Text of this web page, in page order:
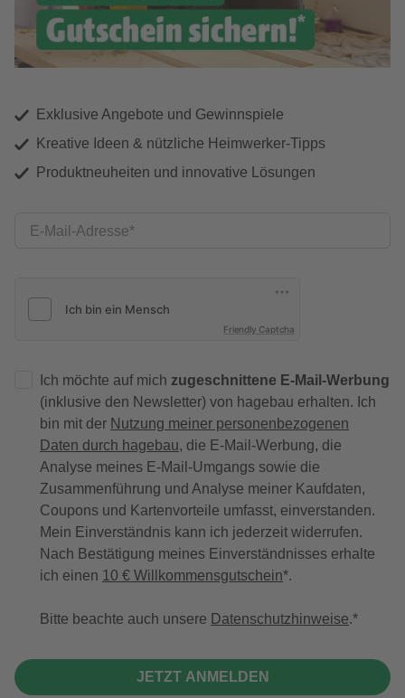
Exklusive Angebote und Gewinnspiele
Kreative Ideen & nützliche Heimwerker-Tipps
Produktneuheiten und innovative Lösungen
E-Mail-Adresse
Friendly Captcha
Ich möchte auf mich zugeschnittene E-Mail-Werbung
(inklusive den Newsletter) von hagebau erhalten. Ich
bin mit der Nutzung meiner personenbezogenen
Daten durch hagebau, die E-Mail-Werbung, die
Analyse meines E-Mail-Umgangs sowie die
Zusammenführung und Analyse meiner Kaufdaten,
Coupons und Kartenvorteile umfasst, einverstanden.
Mein Einverständnis kann ich jederzeit widerrufen.
Nach Bestätigung meines Einverständnisses erhalte
ich einen 10 € Willkommensgutschein*.
Bitte beachte auch unsere Datenschutzhinweise.
JETZT ANMELDEN